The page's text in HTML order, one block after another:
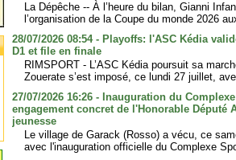
La Dépêche -- À l’heure du bilan, Gianni
l’organisation de la Coupe du monde 2026
28/07/2026 08:54 - Playoffs: l'ASC Kédia
D1 et file en finale
RIMSPORT - L’ASC Kédia poursuit sa
Zouerate s’est imposé, ce lundi 27 juillet,
27/07/2026 16:26 - Inauguration du
engagement concret de l'Honorable Député
jeunesse
Le village de Garack (Rosso) a vécu, ce
avec l'inauguration officielle du Complexe